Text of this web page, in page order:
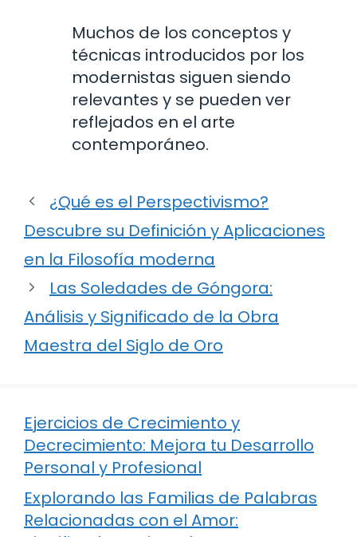
Muchos de los conceptos y
técnicas introducidos por los
modernistas siguen siendo
relevantes y se pueden ver
reflejados en el arte
contemporáneo.
¿Qué es el Perspectivismo?
Descubre su Definición y Aplicaciones
en la Filosofía moderna
Las Soledades de Góngora:
Análisis y Significado de la Obra
Maestra del Siglo de Oro
Ejercicios de Crecimiento y
Decrecimiento: Mejora tu Desarrollo
Personal y Profesional
Explorando las Familias de Palabras
Relacionadas con el Amor: